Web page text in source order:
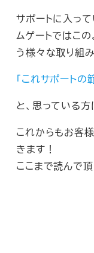
サポートに入っ
ムゲートではこ
う様々な取り組
「これサポート
と、思っている
これからもお客
きます！
ここまで読んで